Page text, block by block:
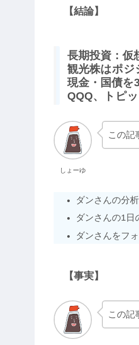
【結論】
長期投資：仮
観光株はポジ
現金・国債を
QQQ、トピ
しょーゆ
この記
ダンさんの分
ダンさんの1日
ダンさんをフ
【事実】
この記